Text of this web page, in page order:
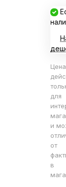
Цена
для
и
от
в